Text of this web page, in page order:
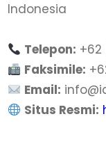
Indonesia
Telepon:
Faksimile:
Email:
Situs Resmi: